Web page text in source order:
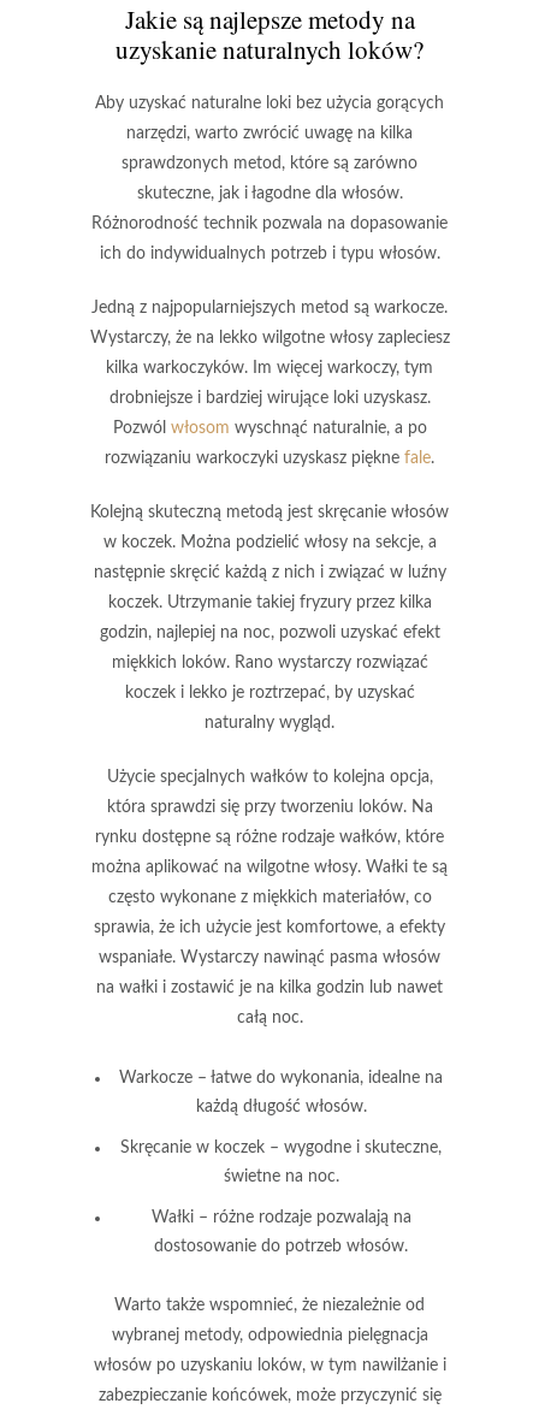
Jakie są najlepsze metody na
uzyskanie naturalnych loków?
Aby uzyskać naturalne loki bez użycia gorących
narzędzi, warto zwrócić uwagę na kilka
sprawdzonych metod, które są zarówno
skuteczne, jak i łagodne dla włosów.
Różnorodność technik pozwala na dopasowanie
ich do indywidualnych potrzeb i typu włosów.
Jedną z najpopularniejszych metod są warkocze.
Wystarczy, że na lekko wilgotne włosy zapleciesz
kilka warkoczyków. Im więcej warkoczy, tym
drobniejsze i bardziej wirujące loki uzyskasz.
Pozwól włosom wyschnąć naturalnie, a po
rozwiązaniu warkoczyki uzyskasz piękne fale.
Kolejną skuteczną metodą jest skręcanie włosów
w koczek. Można podzielić włosy na sekcje, a
następnie skręcić każdą z nich i związać w luźny
koczek. Utrzymanie takiej fryzury przez kilka
godzin, najlepiej na noc, pozwoli uzyskać efekt
miękkich loków. Rano wystarczy rozwiązać
koczek i lekko je roztrzepać, by uzyskać
naturalny wygląd.
Użycie specjalnych wałkówto kolejna opcja,
która sprawdzi się przy tworzeniu loków. Na
rynku dostępne są różne rodzaje wałków, które
można aplikować na wilgotne włosy. Wałki te są
często wykonane z miękkich materiałów, co
sprawia, że ich użycie jest komfortowe, a efekty
wspaniałe. Wystarczy nawinąć pasma włosów
na wałki i zostawić je na kilka godzin lub nawet
całą noc.
Warkocze – łatwe do wykonania, idealne na
każdą długość włosów.
Skręcanie w koczek – wygodne i skuteczne,
świetne na noc.
Wałki – różne rodzaje pozwalają na
dostosowanie do potrzeb włosów.
Warto także wspomnieć, że niezależnie od
wybranej metody, odpowiednia pielęgnacja
włosówpo uzyskaniu loków, w tym nawilżanie i
zabezpieczanie końcówek, może przyczynić się